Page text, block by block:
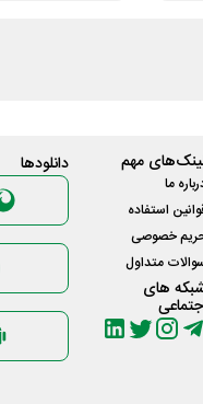
مهم
ما
استفاده
خصوصی
متداول
های
دانلود‌ها